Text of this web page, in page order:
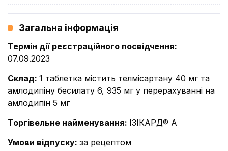
Загальна інформація
Термін дії реєстраційного посвідчення:
07.09.2023
Склад: 1 таблетка містить телмісартану 40 мг та
амлодипіну бесилату 6, 935 мг у перерахуванні на
амлодипін 5 мг
Торгівельне найменування: ІЗІКАРД® A
Умови відпуску: за рецептом